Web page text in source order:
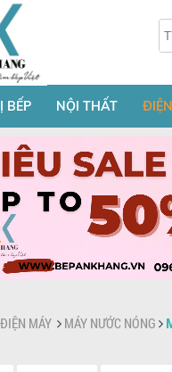
BẾP NỘI THẤT
ĐIỆN MÁY MÁY NƯỚC NÓNG